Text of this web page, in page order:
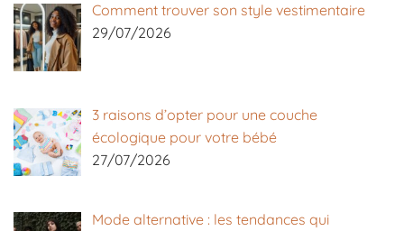
Comment trouver son style vestimentaire
29/07/2026
3 raisons d’opter pour une couche
écologique pour votre bébé
27/07/2026
Mode alternative : les tendances qui